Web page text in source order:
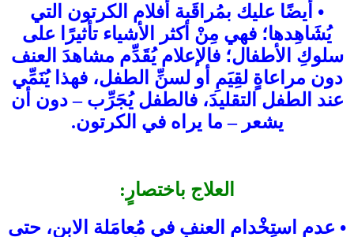
• أيضًا عليك بمُراقَبة أفلام الكرتون التي
يُشَاهِدها؛ فهي مِنْ أكثر الأشياء تأثيرًا على
سلوكِ الأطفال؛ فالإعلام يُقَدِّم مشاهدَ العنف
دون مراعاةٍ لقِيَمِ أو لسنِّ الطفل، فهذا يُنَمِّي
عند الطفل التقليدَ، فالطفل يُجَرِّب – دون أن
يشعر – ما يراه في الكرتون.
العلاج باختصارٍ:
• عدم استِخْدام العنف في مُعامَلة الابن، حتى